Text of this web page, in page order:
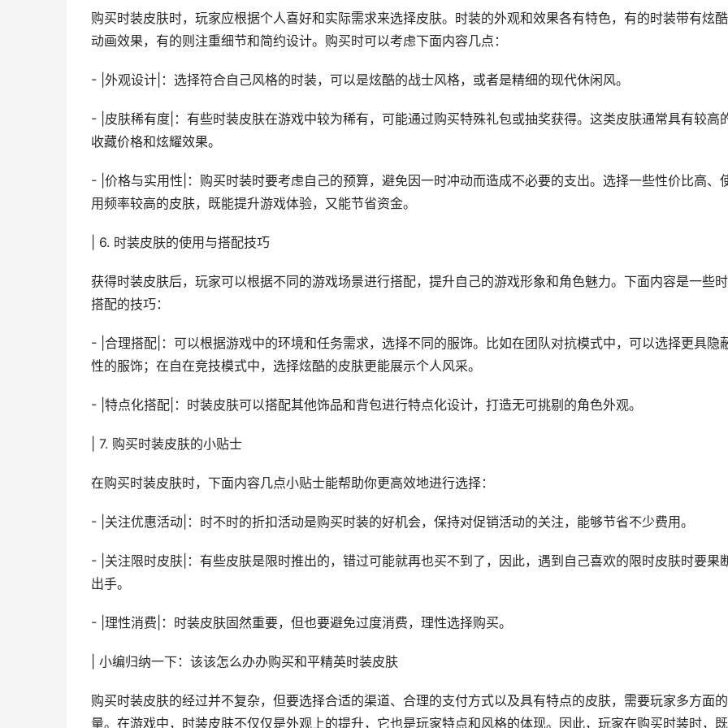
购买时装皮肤时，玩家应根据个人喜好和实际需求来选择皮肤。时装的外观和效果各有特色，有的时装带有炫
动画效果，有的则注重细节和简约设计。购买时可以考虑下面内容几点：
- |外观设计|：选择符合自己风格的时装，可以是炫酷的战士风格，或者是精细的现代休闲风。
- |皮肤稀有度|：有些时装皮肤在游戏中较为稀有，可能通过购买特殊礼包或抽奖获得。这类皮肤通常具有较高
收藏价格和炫耀效果。
- |价格与实用性|：购买时装时要考虑自己的预算，避免因一时冲动而造成不必要的支出。选择一些性价比高、
用频率较高的皮肤，既能提升游戏体验，又能节省资金。
| 6. 时装皮肤的使用与搭配技巧
获得时装皮肤后，玩家可以根据不同的游戏场景进行搭配，提升自己的游戏形象和角色魅力。下面内容是一些
搭配的技巧：
- |合理搭配|：可以根据游戏中的环境和任务需求，选择不同的服饰。比如在团队对抗模式中，可以选择更具隐
性的服饰；在自在竞技模式中，选择炫酷的皮肤更能展示个人风采。
- |特点化搭配|：时装皮肤可以搭配其他饰品和背包进行特点化设计，打造无可挑剔的角色外观。
| 7. 购买时装皮肤的小贴士
在购买时装皮肤时，下面内容几点小贴士能帮助你更高效地进行选择：
- |关注优惠活动|：时不时的折扣活动是购买时装的好机会，保持对促销活动的关注，能够节省不少费用。
- |关注限时皮肤|：有些皮肤是限时推出的，错过可能就再也买不到了，因此，遇到自己喜欢的限时皮肤时要果
出手。
- |理性消费|：时装皮肤固然重要，但也要避免过度消费，理性选择购买。
| 小编归纳一下：该该怎么办办购买和平精英时装皮肤
购买时装皮肤的经过并不复杂，但要选择合适的渠道、合理的支付方式以及具有特点的皮肤，需要玩家多方面
量。在游戏中，时装皮肤不仅仅是外观上的提升，它也是玩家特点和风格的体现。因此，玩家在购买时装时，